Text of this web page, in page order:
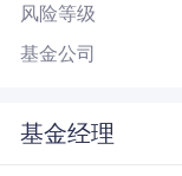
风险等级
基金公司
基金经理